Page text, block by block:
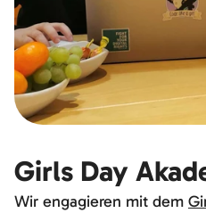
Girls Day
Wir engagieren mit dem